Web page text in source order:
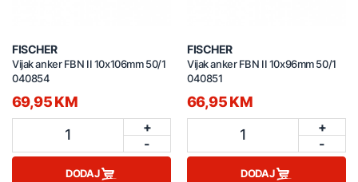
FISCHER
Vijak anker FBN II 10x106mm 50/1
040854
69,95 KM
1
+
-
DODAJ
FISCHER
Vijak anker FBN II 10x96mm 50/1
040851
66,95 KM
1
+
-
DODAJ